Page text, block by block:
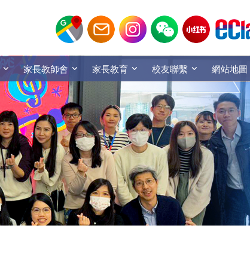
家長教師會 家長教育 校友聯繫 網站地圖